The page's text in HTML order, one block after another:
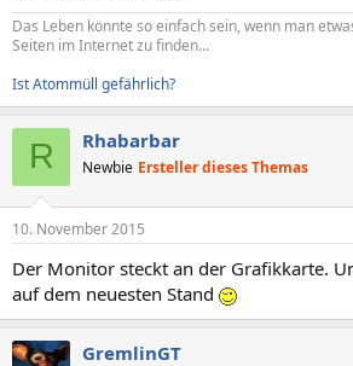
Das Leben könnte so einfach sein, wenn man
Seiten im Internet zu finden...
Ist Atommüll gefährlich?
R Rhabarbar
Newbie Ersteller dieses Themas
10. November 2015
Der Monitor steckt an der Grafikkarte.
auf dem neuesten Stand
GremlinGT